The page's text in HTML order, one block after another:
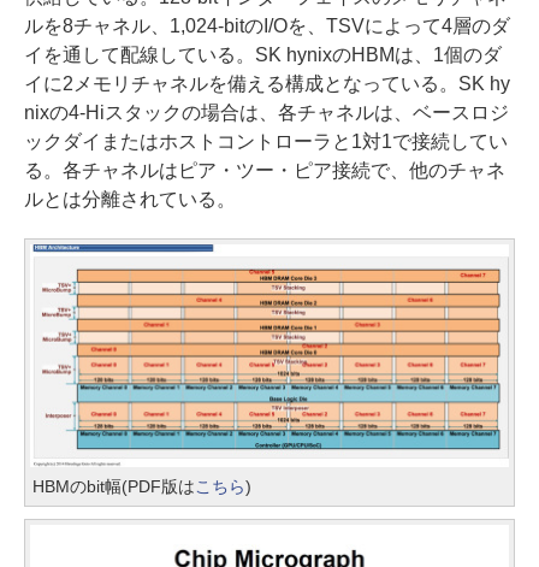
ルを8チャネル、1,024-bitのI/Oを、TSVによって4層のダ
イを通して配線している。SK hynixのHBMは、1個のダ
イに2メモリチャネルを備える構成となっている。SK hy
nixの4-Hiスタックの場合は、各チャネルは、ベースロジ
ックダイまたはホストコントローラと1対1で接続してい
る。各チャネルはピア・ツー・ピア接続で、他のチャネ
ルとは分離されている。
HBMのbit幅(PDF版はこちら)